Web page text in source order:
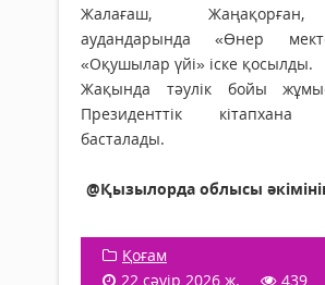
Жалағаш,
аудандарында «Өнер
«Оқушылар үйі» іске қосылды.
Жақында тәулік бойы
Президенттік кітапхана
басталады.
@Қызылорда облысы
Қоғам
22 сәуір 2026 ж.
439